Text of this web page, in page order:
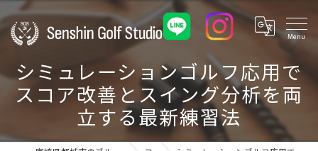
シミュレーションゴルフ応用で
スコア改善とスイング分析を両
立する最新練習法